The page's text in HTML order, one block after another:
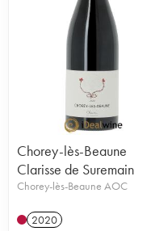
Chorey-lès-Beaune
Clarisse de Suremain
Chorey-lès-Beaune AOC
2020